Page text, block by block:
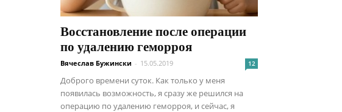
Восстановление после операции
по удалению геморроя
Вячеслав Бужински - 15.05.2019 12
Доброго времени суток. Как только у меня
появилась возможность, я сразу же решился на
операцию по удалению геморроя, и сейчас, я